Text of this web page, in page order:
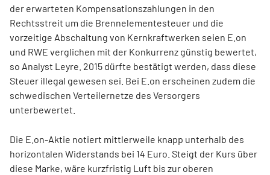
der erwarteten Kompensationszahlungen in den
Rechtsstreit um die Brennelementesteuer und die
vorzeitige Abschaltung von Kernkraftwerken seien E.on
und RWE verglichen mit der Konkurrenz günstig bewertet,
so Analyst Leyre. 2015 dürfte bestätigt werden, dass diese
Steuer illegal gewesen sei. Bei E.on erscheinen zudem die
schwedischen Verteilernetze des Versorgers
unterbewertet.
Die E.on-Aktie notiert mittlerweile knapp unterhalb des
horizontalen Widerstands bei 14 Euro. Steigt der Kurs über
diese Marke, wäre kurzfristig Luft bis zur oberen